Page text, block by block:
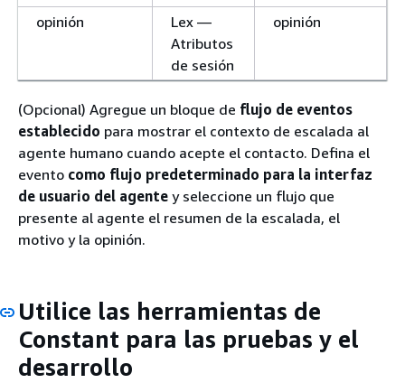
opinión
Lex —
Atributos
de sesión
opinión
(Opcional) Agregue un bloque de flujo de eventos
establecido para mostrar el contexto de escalada al
agente humano cuando acepte el contacto. Defina el
evento como flujo predeterminado para la interfaz
de usuario del agente y seleccione un flujo que
presente al agente el resumen de la escalada, el
motivo y la opinión.
Utilice las herramientas de
Constant para las pruebas y el
desarrollo